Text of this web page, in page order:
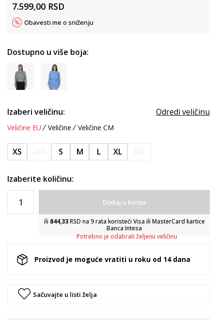
7.599,00 RSD
Obavesti me o sniženju
Dostupno u više boja:
Izaberi veličinu: Odredi veličinu
Veličine EU Veličine Veličine CM
XS S M L XL
Izaberite količinu:
Dodaj u korpu
ili 844,33RSD na 9 rata koristeći Visa ili MasterCard kartice
Banca Intesa
Potrebno je odabrati željenu veličinu
Proizvod je moguće vratiti u roku od 14 dana
Sačuvajte u listi želja